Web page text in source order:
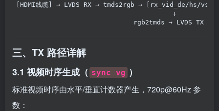
[HDMI线缆] → LVDS RX → tmds2rgb → [rx_vid_de/hs/vs/
↓
rgb2tmds → LVDS TX → [显
三、TX 路径详解
3.1 视频时序生成（ sync_vg ）
标准视频时序由水平/垂直计数器产生，720p@60Hz 参
数：